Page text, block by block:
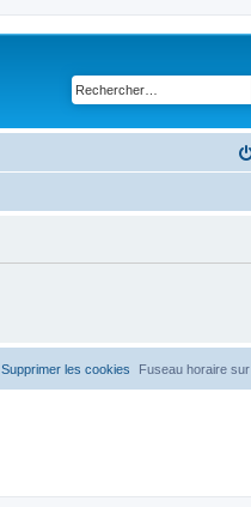
Fuseau horaire sur
Supprimer les cookies